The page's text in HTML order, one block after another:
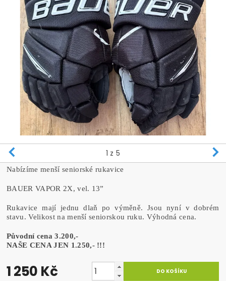
1 z 5
Nabízíme menší seniorské rukavice
BAUER VAPOR 2X, vel. 13”
Rukavice mají jednu dlaň po výměně. Jsou nyní v dobrém
stavu. Velikost na menší seniorskou ruku. Výhodná cena.
Původní cena 3.200,-
NAŠE CENA JEN 1.250,- !!!
1 250 Kč